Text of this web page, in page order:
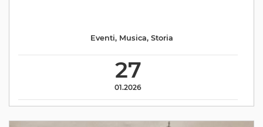
27
01.2026
Eventi, Musica, Storia